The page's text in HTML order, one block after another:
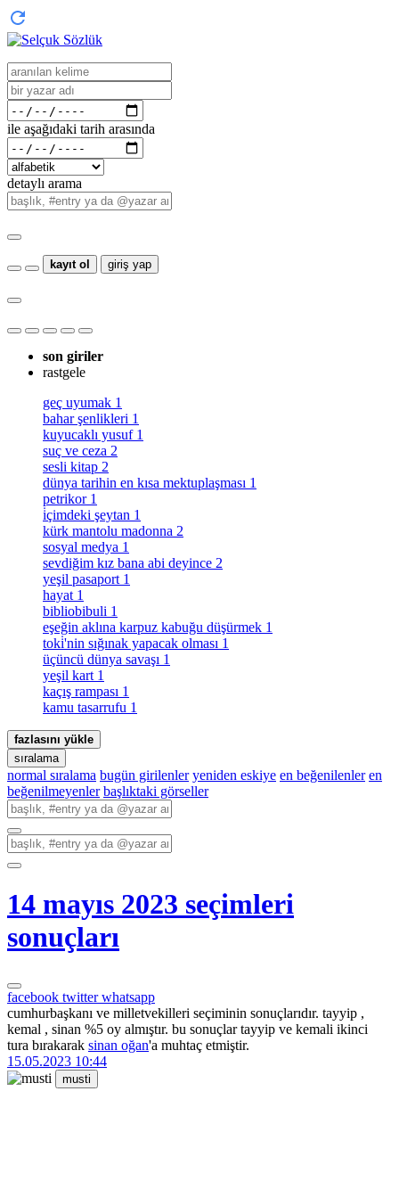
ile aşağıdaki tarih arasında
detaylı arama
kayıt ol giriş yap
son giriler
rastgele
geç uyumak 1
bahar şenlikleri 1
kuyucaklı yusuf 1
suç ve ceza 2
sesli kitap 2
dünya tarihin en kısa mektuplaşması 1
petrikor 1
i̇çimdeki şeytan 1
kürk mantolu madonna 2
sosyal medya 1
sevdiğim kız bana abi deyince 2
yeşil pasaport 1
hayat 1
bibliobibuli 1
eşeğin aklına karpuz kabuğu düşürmek 1
toki̇'nin sığınak yapacak olması 1
üçüncü dünya savaşı 1
yeşil kart 1
kaçış rampası 1
kamu tasarrufu 1
fazlasını yükle
sıralama
normal sıralama bugün girilenler yeniden eskiye en beğenilenler en
beğenilmeyenler başlıktaki görseller
14 mayıs 2023 seçimleri
sonuçları
facebook twitterwhatsapp
cumhurbaşkanı ve milletvekilleri seçiminin sonuçlarıdır. tayyip ,
kemal , sinan %5 oy almıştır. bu sonuçlar tayyip ve kemali ikinci
tura bırakarak sinan oğan'a muhtaç etmiştir.
15.05.2023 10:44
musti